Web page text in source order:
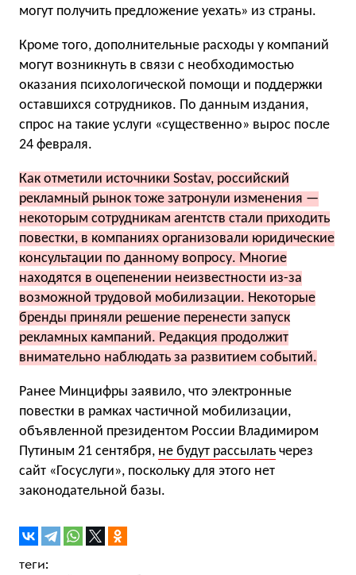
могут получить предложение уехать» из страны.
Кроме того, дополнительные расходы у компаний
могут возникнуть в связи с необходимостью
оказания психологической помощи и поддержки
оставшихся сотрудников. По данным издания,
спрос на такие услуги «существенно» вырос после
24 февраля.
Как отметили источники Sostav, российский
рекламный рынок тоже затронули изменения —
некоторым сотрудникам агентств стали приходить
повестки, в компаниях организовали юридические
консультации по данному вопросу. Многие
находятся в оцепенении неизвестности из-за
возможной трудовой мобилизации. Некоторые
бренды приняли решение перенести запуск
рекламных кампаний. Редакция продолжит
внимательно наблюдать за развитием событий.
Ранее Минцифры заявило, что электронные
повестки в рамках частичной мобилизации,
объявленной президентом России Владимиром
Путиным 21 сентября, не будут рассылать через
сайт «Госуслуги», поскольку для этого нет
законодательной базы.